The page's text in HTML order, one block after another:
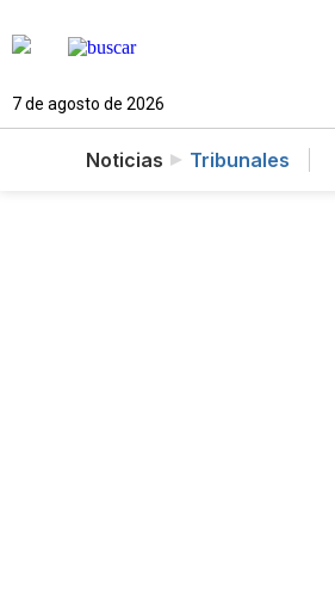
7 de agosto de 2026
Noticias Tribunales